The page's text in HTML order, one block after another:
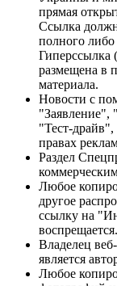
прямая
Ссылка
полного либо
Гиперссылка
размещена в
материала.
Новости с
"Тест-
правах
Раздел
Любое
другое
ссылку на
воспрещается.
Владелец
является
Любое